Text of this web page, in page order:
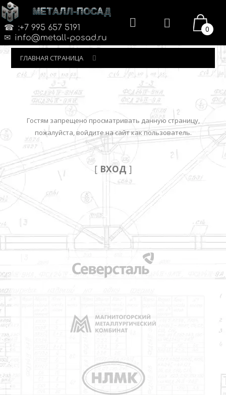
МЕТАЛЛ-ПОСАД
:+7 995 657 5191
info@metall-posad.ru
0
ГЛАВНАЯ СТРАНИЦА
Гостям запрещено просматривать данную страницу,
пожалуйста, войдите на сайт как пользователь.
[ ВХОД ]